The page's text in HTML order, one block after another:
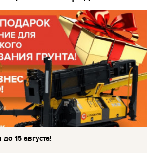
15 августа!